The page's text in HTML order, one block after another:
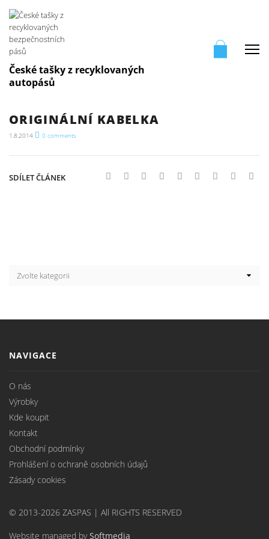
České tašky z recyklovaných
autopásů
ORIGINÁLNÍ KABELKA
1.8.2014 0 comments
SDÍLET ČLÁNEK
NAVIGACE
O nás
Výrobky
Kde koupit
Kontakt
Obchodní podmínky
Prohlášení o ochraně osobních údajů
Zásady cookies
© 2013-2026 ZASPAS | All RIGHTS RESERVED
Website managed bySoftmedia